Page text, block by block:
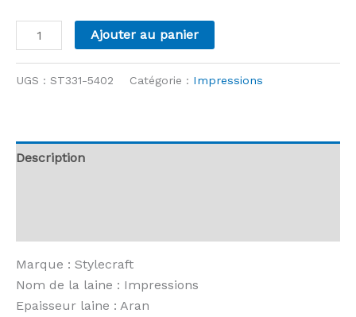
quantité
de
5402
Ajouter au panier
UGS : ST331-5402 Catégorie : Impressions
Description
Marque : Stylecraft
Nom de la laine : Impressions
Epaisseur laine : Aran